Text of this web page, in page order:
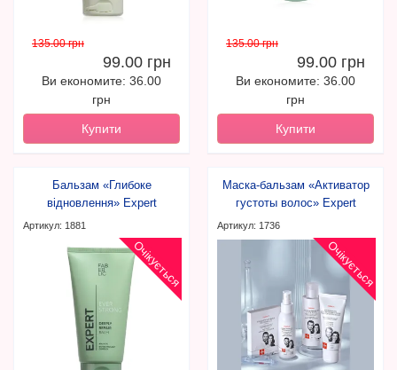
135.00 грн
99.00 грн
Ви економите: 36.00
грн
Купити
135.00 грн
99.00 грн
Ви економите: 36.00
грн
Купити
Бальзам «Глибоке
відновлення» Expert
Артикул: 1881
Очікується
Маска-бальзам «Активатор
густоты волос» Expert
Pharma
Артикул: 1736
Очікується